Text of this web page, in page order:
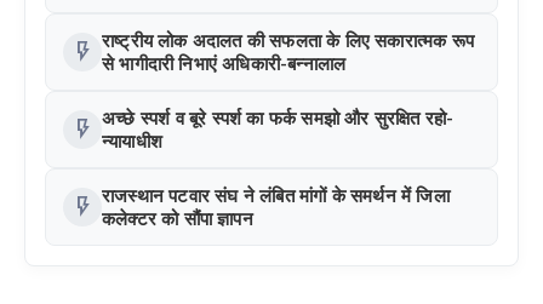
flash_on राष्ट्रीय लोक अदालत की सफलता के लिए सकारात्मक रूप
से भागीदारी निभाएं अधिकारी-बन्नालाल
flash_on अच्छे स्पर्श व बूरे स्पर्श का फर्क समझो और सुरक्षित रहो-
न्यायाधीश
flash_on राजस्थान पटवार संघ ने लंबित मांगों के समर्थन में जिला
कलेक्टर को सौंपा ज्ञापन